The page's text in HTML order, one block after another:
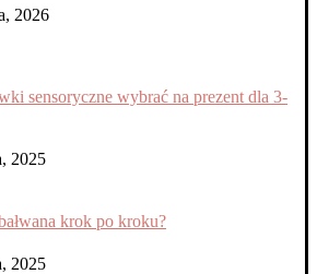
2026
sensoryczne wybrać na prezent dla 3-
2025
krok po kroku?
2025